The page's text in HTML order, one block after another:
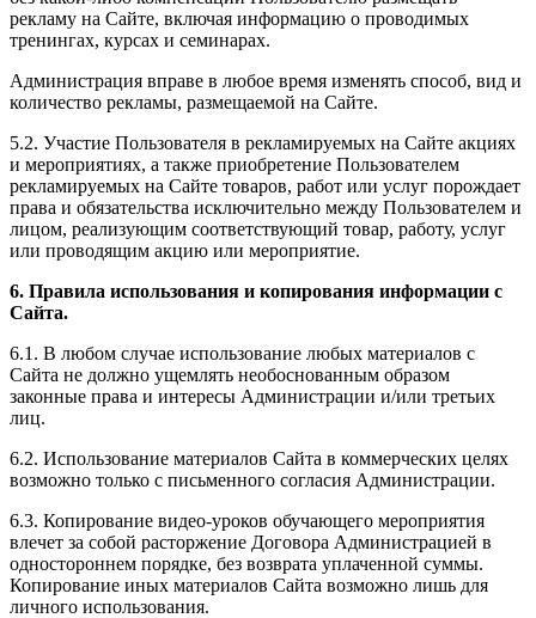
рекламу на Сайте, включая информацию о проводимых
тренингах, курсах и семинарах.
Администрация вправе в любое время изменять способ, вид и
количество рекламы, размещаемой на Сайте.
5.2. Участие Пользователя в рекламируемых на Сайте акциях
и мероприятиях, а также приобретение Пользователем
рекламируемых на Сайте товаров, работ или услуг порождает
права и обязательства исключительно между Пользователем и
лицом, реализующим соответствующий товар, работу, услуг
или проводящим акцию или мероприятие.
6. Правила использования и копирования информации с
Сайта.
6.1. В любом случае использование любых материалов с
Сайта не должно ущемлять необоснованным образом
законные права и интересы Администрации и/или третьих
лиц.
6.2. Использование материалов Сайта в коммерческих целях
возможно только с письменного согласия Администрации.
6.3. Копирование видео-уроков обучающего мероприятия
влечет за собой расторжение Договора Администрацией в
одностороннем порядке, без возврата уплаченной суммы.
Копирование иных материалов Сайта возможно лишь для
личного использования.